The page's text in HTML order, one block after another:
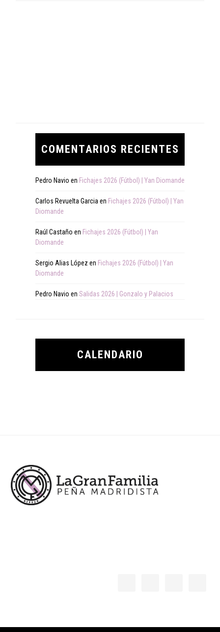
COMENTARIOS RECIENTES
Pedro Navio en Fichajes 2026 (Fútbol) | Yan Diomande
Carlos Revuelta Garcia en Fichajes 2026 (Fútbol) | Yan
Diomande
Raúl Castaño en Fichajes 2026 (Fútbol) | Yan
Diomande
Sergio Alias López en Fichajes 2026 (Fútbol) | Yan
Diomande
Pedro Navio en Salidas 2026 | Gonzalo y Palacios
CALENDARIO